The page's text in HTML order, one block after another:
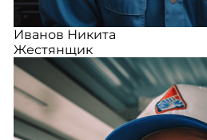
Иванов Никита
Жестянщик